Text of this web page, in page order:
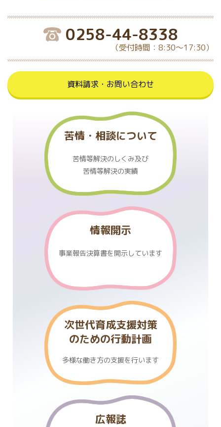
0258-44-8338
（受付時間：8:30～17:30）
資料請求・お問い合わせ
苦情・相談について
苦情等解決のしくみ及び
苦情等解決の実績
情報開示
事業報告決算書を開示しています
次世代育成支援対策
のための行動計画
多様な働き方の支援を行います
広報誌